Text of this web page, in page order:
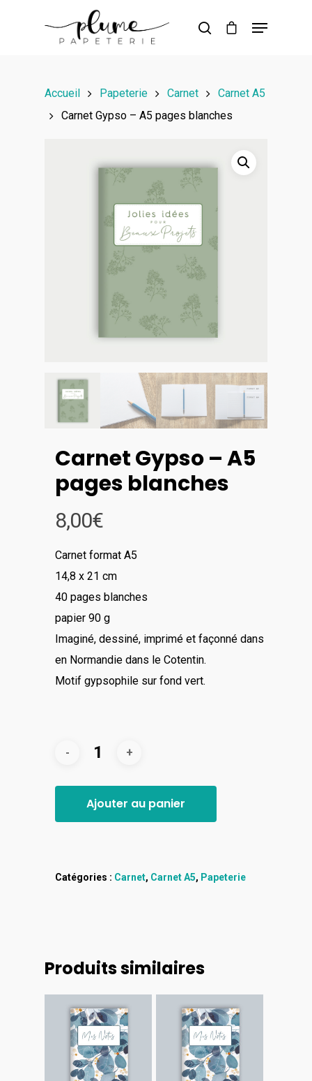
Accueil Papeterie Carnet
Carnet A5
Carnet Gypso – A5 pages blanches
Carnet Gypso – A5
pages blanches
8,00€
Carnet format A5
14,8 x 21 cm
40 pages blanches
papier 90 g
Imaginé, dessiné, imprimé et façonné dans
en Normandie dans le Cotentin.
Motif gypsophile sur fond vert.
Ajouter au panier
Catégories : Carnet, Carnet A5, Papeterie
Produits similaires